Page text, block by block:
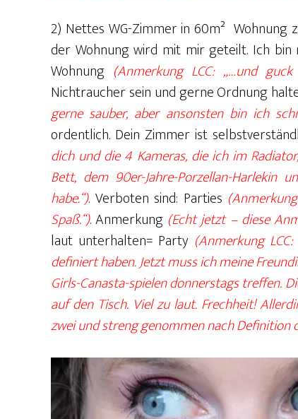
2) Nettes WG-Zimmer in 60m² Wohnung
der Wohnung wird mit mir geteilt. Ich bin
Wohnung (Anmerkung LCC: „…und
Nichtraucher sein und gerne Ordnung
gerne sauber, aber ansonsten bin ich
ordentlich. Dein Zimmer ist
dich und die 4 Kameras, die ich im
Bett, dem 90er-Jahre-Porzellan-Harlekin
habe.“). Verboten sind: Parties
Spaß.“). Anmerkung (Echt jetzt – diese
laut unterhalten= Party (Anmerkung
definiert haben. Jetzt muss ich meine
Girls-Canasta-spielen donnerstags treffen.
auf den Tisch. Viel zu laut. Frechheit!
zwei und streng genommen nach Definition